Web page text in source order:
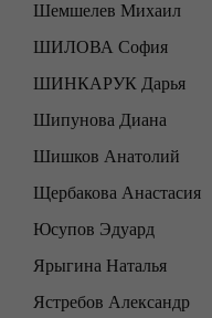
Шемшелев Михаил
ШИЛОВА София
ШИНКАРУК Дарья
Шипунова Диана
Шишков Анатолий
Щербакова Анастасия
Юсупов Эдуард
Ярыгина Наталья
Ястребов Александр